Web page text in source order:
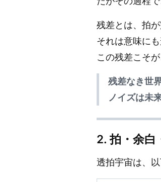
残差とは、拍
それは意味に
この残差こそ
残差なき世
ノイズは未
2. 拍・余白
透拍宇宙は、